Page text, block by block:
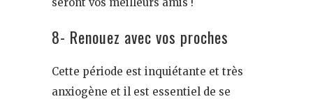
8- Renouez avec vos proches
Cette période est inquiétante et très
anxiogène et il est essentiel de se